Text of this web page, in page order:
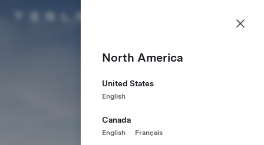
Tesla 홈페이지
North America
United States
English
Canada
English Français